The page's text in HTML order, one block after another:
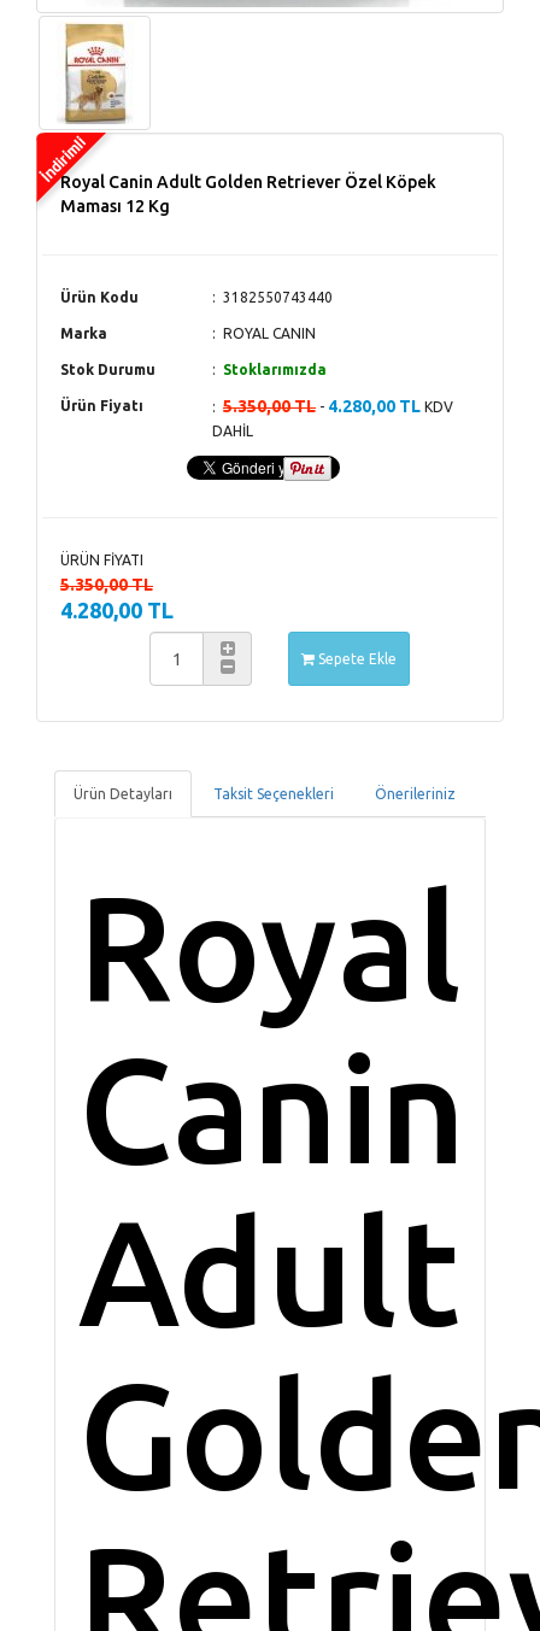
Royal Canin Adult Golden Retriever Özel Köpek
Maması 12 Kg
Ürün Kodu 3182550743440
Marka ROYAL CANIN
Stok Durumu Stoklarımızda
Ürün Fiyatı 5.350,00 TL - 4.280,00 TL KDV
DAHİL
ÜRÜN FİYATI
5.350,00 TL
4.280,00 TL
Sepete Ekle
Ürün Detayları Taksit Seçenekleri Önerileriniz
Royal
Canin
Adult